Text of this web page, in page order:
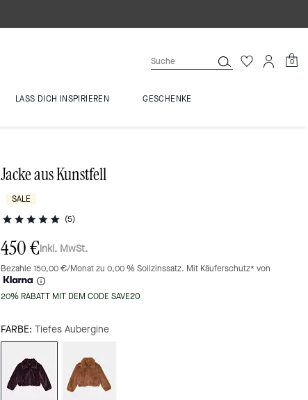
0
LASS DICH INSPIRIEREN GESCHENKE
Jacke aus Kunstfell
SALE
(5)
450 €inkl. MwSt.
Bezahle 150,00 €/Monat zu 0,00 % Sollzinssatz. Mit Käuferschutz* von
20% RABATT MIT DEM CODE SAVE20
FARBE: Tiefes Aubergine